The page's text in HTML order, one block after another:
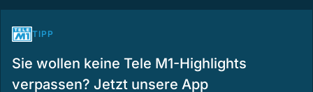
TIPP
Sie wollen keine Tele M1-Highlights
verpassen? Jetzt unsere App